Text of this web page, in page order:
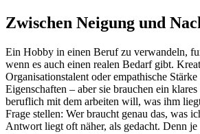
Zwischen Neigung und
Ein Hobby in einen Beruf zu verwandeln,
wenn es auch einen realen Bedarf gibt.
Organisationstalent oder empathische
Eigenschaften – aber sie brauchen ein
beruflich mit dem arbeiten will, was ihm
Frage stellen: Wer braucht genau das, was
Antwort liegt oft näher, als gedacht. Denn